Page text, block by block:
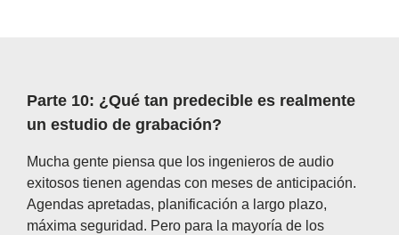
Parte 10: ¿Qué tan predecible es realmente
un estudio de grabación?
Mucha gente piensa que los ingenieros de audio
exitosos tienen agendas con meses de anticipación.
Agendas apretadas, planificación a largo plazo,
máxima seguridad. Pero para la mayoría de los